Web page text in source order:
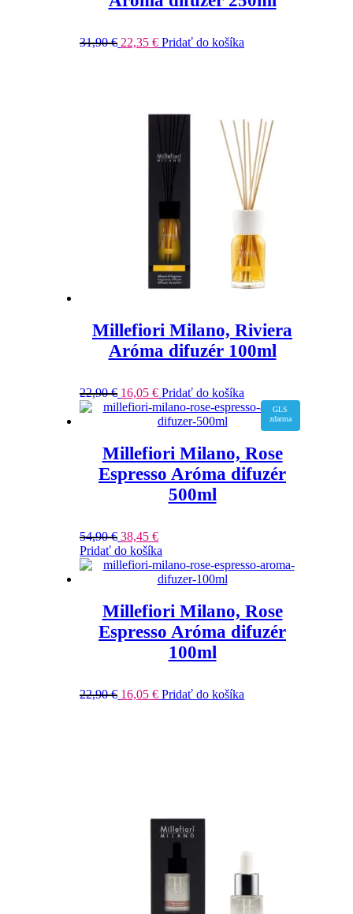
31,90€ 22,35€ Pridať do košíka
Millefiori Milano, Riviera
Aróma difuzér 100ml
22,90€ 16,05€ Pridať do košíka
Millefiori Milano, Rose
Espresso Aróma difuzér
500ml
54,90€ 38,45€
GLS
zdarma
Pridať do košíka
Millefiori Milano, Rose
Espresso Aróma difuzér
100ml
22,90€ 16,05€ Pridať do košíka